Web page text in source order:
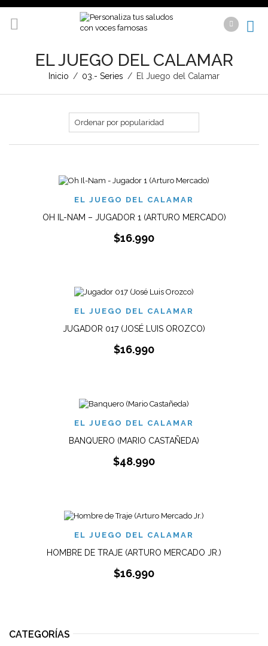
EL JUEGO DEL CALAMAR
Inicio / 03.- Series / El Juego del Calamar
EL JUEGO DEL CALAMAR
OH IL-NAM – JUGADOR 1 (ARTURO MERCADO)
$16.990
EL JUEGO DEL CALAMAR
JUGADOR 017 (JOSÉ LUIS OROZCO)
$16.990
EL JUEGO DEL CALAMAR
BANQUERO (MARIO CASTAÑEDA)
$48.990
EL JUEGO DEL CALAMAR
HOMBRE DE TRAJE (ARTURO MERCADO JR.)
$16.990
CATEGORÍAS